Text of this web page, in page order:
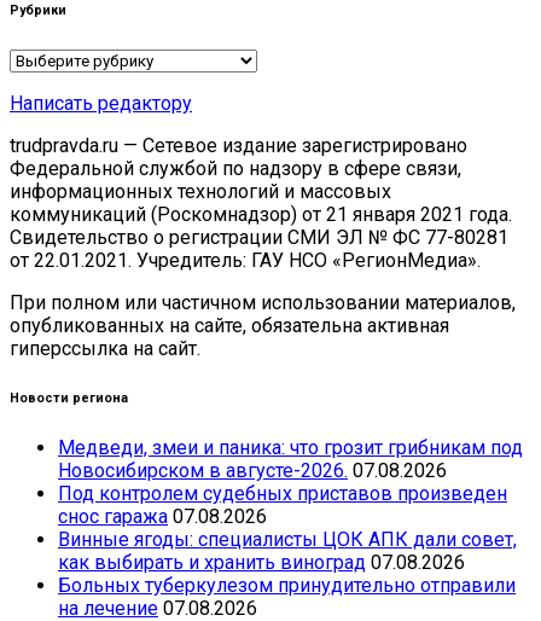
Рубрики
Рубрики
Написать редактору
trudpravda.ru — Сетевое издание зарегистрировано
Федеральной службой по надзору в сфере связи,
информационных технологий и массовых
коммуникаций (Роскомнадзор) от 21 января 2021 года.
Свидетельство о регистрации СМИ ЭЛ № ФС 77-80281
от 22.01.2021. Учредитель: ГАУ НСО «РегионМедиа».
При полном или частичном использовании материалов,
опубликованных на сайте, обязательна активная
гиперссылка на сайт.
Новости региона
Медведи, змеи и паника: что грозит грибникам под
Новосибирском в августе-2026. 07.08.2026
Под контролем судебных приставов произведен
снос гаража 07.08.2026
Винные ягоды: специалисты ЦОК АПК дали совет,
как выбирать и хранить виноград 07.08.2026
Больных туберкулезом принудительно отправили
на лечение 07.08.2026